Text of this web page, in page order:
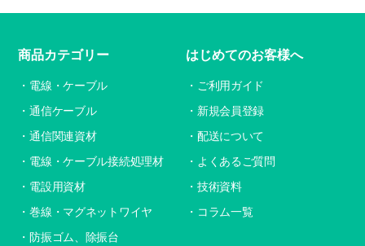
商品カテゴリー
電線・ケーブル
通信ケーブル
通信関連資材
電線・ケーブル接続処理材
電設用資材
巻線・マグネットワイヤ
防振ゴム、除振台
はじめてのお客様へ
ご利用ガイド
新規会員登録
配送について
よくあるご質問
技術資料
コラム一覧